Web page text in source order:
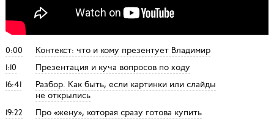
0:00
Контекст: что и кому презентует Владимир
1:10
Презентация и куча вопросов по ходу
16:41
Разбор. Как быть, если картинки или слайды
не открылись
19:22
Про «жену», которая сразу готова купить